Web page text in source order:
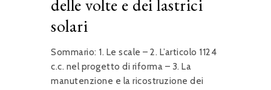
delle volte e dei lastrici
solari
Sommario: 1. Le scale – 2. L’articolo 1124
c.c. nel progetto di riforma – 3. La
manutenzione e la ricostruzione dei